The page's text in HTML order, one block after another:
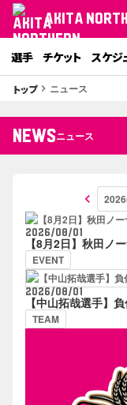
AKITA
選手 チケット スケジ
トップkeyboard_arrow_right ニュース
NEWSニュース
keyboard_arrow_left
2026/08/01
【8月2日】秋田ノ
EVENT
2026/08/01
【中山拓哉選手】
TEAM